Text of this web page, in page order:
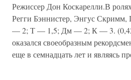
Режиссер Дон Коскарелли.В
Регги Бэннистер, Энгус
— 2; Т — 1,5; Дм — 2; К — 3.
оказался своеобразным
еще в семнадцать лет и являясь